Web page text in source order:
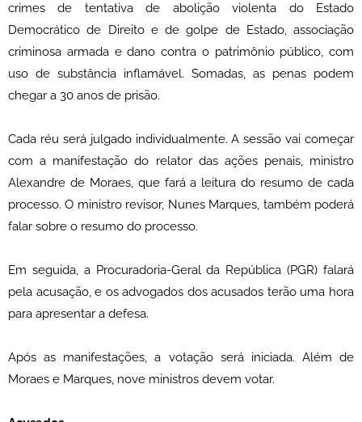
crimes de tentativa de abolição violenta do Estado
Democrático de Direito e de golpe de Estado, associação
criminosa armada e dano contra o patrimônio público, com
uso de substância inflamável. Somadas, as penas podem
chegar a 30 anos de prisão.
Cada réu será julgado individualmente. A sessão vai começar
com a manifestação do relator das ações penais, ministro
Alexandre de Moraes, que fará a leitura do resumo de cada
processo. O ministro revisor, Nunes Marques, também poderá
falar sobre o resumo do processo.
Em seguida, a Procuradoria-Geral da República (PGR) falará
pela acusação, e os advogados dos acusados terão uma hora
para apresentar a defesa.
Após as manifestações, a votação será iniciada. Além de
Moraes e Marques, nove ministros devem votar.